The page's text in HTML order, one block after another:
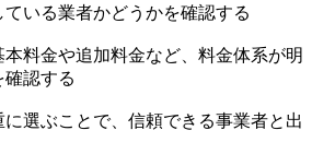
いる業者かどうかを確認する
料金や追加料金など、料金体系が明
認する
選ぶことで、信頼できる事業者と出